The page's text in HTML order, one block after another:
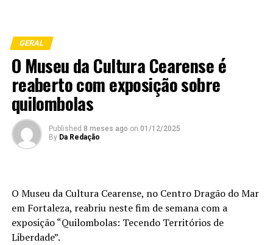
GERAL
O Museu da Cultura Cearense é
reaberto com exposição sobre
quilombolas
Published 8 meses ago on 01/12/2025
By Da Redação
O Museu da Cultura Cearense, no Centro Dragão do Mar
em Fortaleza, reabriu neste fim de semana com a
exposição “Quilombolas: Tecendo Territórios de
Liberdade”.